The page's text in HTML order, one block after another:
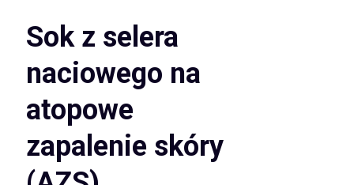
Sok z selera
naciowego na
atopowe
zapalenie skóry